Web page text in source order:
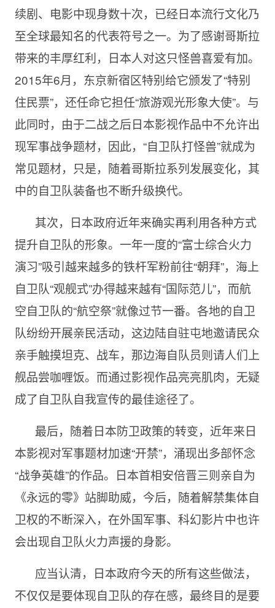
续剧、电影中现身数十次，已经日本流行文化乃
至全球最知名的代表符号之一。为了感谢哥斯拉
带来的丰厚红利，日本人对这只怪兽喜爱有加。
2015年6月，东京新宿区特别给它颁发了“特别
住民票”，还任命它担任“旅游观光形象大使”。与
此同时，由于二战之后日本影视作品中不允许出
现军事战争题材，因此，“自卫队打怪兽”就成为
常见题材，只是，随着哥斯拉系列发展变化，其
中的自卫队装备也不断升级换代。
其次，日本政府近年来确实再利用各种方式
提升自卫队的形象。一年一度的“富士综合火力
演习”吸引越来越多的铁杆军粉前往“朝拜”，海上
自卫队“观舰式”办得越来越有“国际范儿”，而航
空自卫队的“航空祭”就像过节一番。各地的自卫
队纷纷开展亲民活动，这边陆自驻屯地邀请民众
亲手触摸坦克、战车，那边海自队员则请人们上
舰品尝咖喱饭。而通过影视作品亮亮肌肉，无疑
成了自卫队自我宣传的最佳途径了。
最后，随着日本防卫政策的转变，近年来日
本影视对军事题材加速“开禁”，涌现出多部怀念
“战争英雄”的作品。日本首相安倍晋三则亲自为
《永远的零》站脚助威，今后，随着解禁集体自
卫权的不断深入，在外国军事、科幻影片中也许
会出现自卫队火力声援的身影。
应当认清，日本政府今天的所有这些做法，
不仅仅是要体现自卫队的存在感，最终目的是要